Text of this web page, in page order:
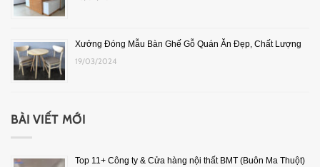
Xưởng Đóng Mẫu Bàn Ghế Gỗ Quán Ăn Đẹp, Chất Lượng
19/03/2024
BÀI VIẾT MỚI
Top 11+ Công ty & Cửa hàng nội thất BMT (Buôn Ma Thuột)